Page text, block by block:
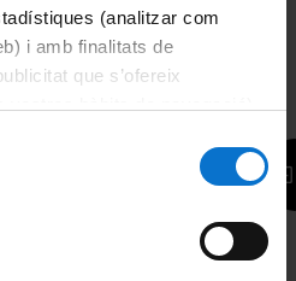
(analitzar com
i amb finalitats de
que s’ofereix
del lloc web de la